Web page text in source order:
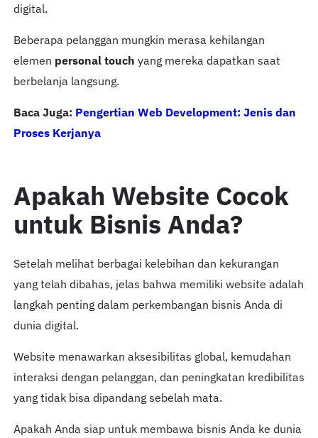
digital.
Beberapa pelanggan mungkin merasa kehilangan
elemen personal touch yang mereka dapatkan saat
berbelanja langsung.
Baca Juga: Pengertian Web Development: Jenis dan
Proses Kerjanya
Apakah Website Cocok
untuk Bisnis Anda?
Setelah melihat berbagai kelebihan dan kekurangan
yang telah dibahas, jelas bahwa memiliki website adalah
langkah penting dalam perkembangan bisnis Anda di
dunia digital.
Website menawarkan aksesibilitas global, kemudahan
interaksi dengan pelanggan, dan peningkatan kredibilitas
yang tidak bisa dipandang sebelah mata.
Apakah Anda siap untuk membawa bisnis Anda ke dunia